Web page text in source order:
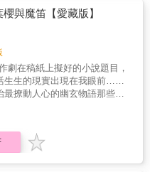
日本的物語文學中占據至為重
者不詳，或為僧侶文人，亦
然而正因無名，更能映照出
教的因果報應、輪迴無常，
、愚昧機智，以近乎口語、
與貴族廟堂之聲，傳遞古老故
末法時代的人間樣貌。在這
夢見佛身放光、被鬼魅引誘入
開悟，也有武士與商賈為財欲
的平安末世風景。後世的《宇
徒然草》等皆可見其餘影；
編，以至於芥川龍之介以此為
之花〉。如果《人間失格》是
，那麼〈小丑之花〉便是靈
淺笑。 ＜小丑之花＞是一
說作品，太宰治以他身為作
了未來那部將被推向日本文壇
失格》裡面看似消極頽廢，實
求活的主角大庭葉藏的心路歷
文體特殊，除主角外，作者也
並將自我丑角化以述挫折之
，在絕望的自我否定與自嘲式
十三屆蒙特婁世界電影節的最
榮之妻〉篇名中的維榮，指法
人法蘭索瓦．維榮，其一生
逐，正如〈維榮之妻〉的詩
。或許太宰為了強調生命中
投射自己的墮落，而以「維
為視角，用妻子的剛毅堅忍
無賴，創作了這篇夫妻性格具
品。 太宰以敏感纖細的
人著迷的頹廢世界。以多種形
愛與背離、懦弱與責任、不
可奈何的自嘲與戲謔來面對社
櫻與魔笛【愛藏版】
劇在稿紙上擬好的小說題目，
生生的現實出現在我眼前……
最撩動人心的幽玄物語那些
「愛藏版」即刻典藏★ 什麼！
嘴裡叨念著「人間失格」的
談？想見的人、意欲蔓延的念